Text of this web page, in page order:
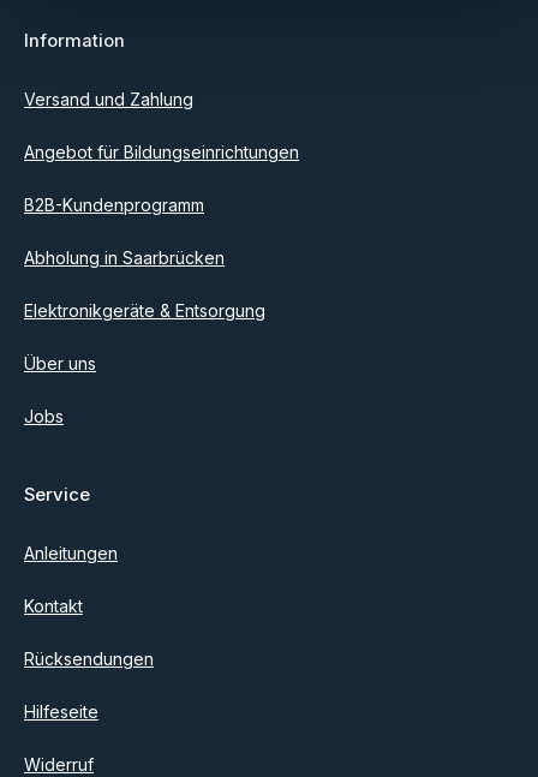
Ich habe dieDatenschutzbestimmungen
einverstanden.
Information
Versand und Zahlung
Angebot für Bildungseinrichtungen
B2B-Kundenprogramm
Abholung in Saarbrücken
Elektronikgeräte & Entsorgung
Über uns
Jobs
Service
Anleitungen
Kontakt
Rücksendungen
Hilfeseite
Widerruf